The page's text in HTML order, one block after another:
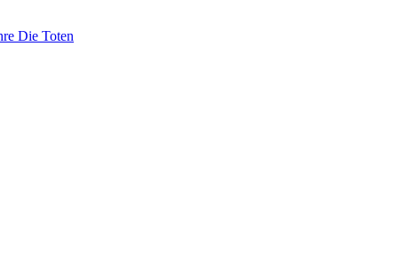
Die Toten